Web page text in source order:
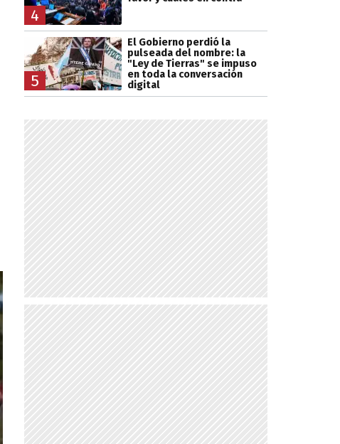
4
5
El Gobierno perdió la
pulseada del nombre: la
"Ley de Tierras" se impuso
en toda la conversación
digital